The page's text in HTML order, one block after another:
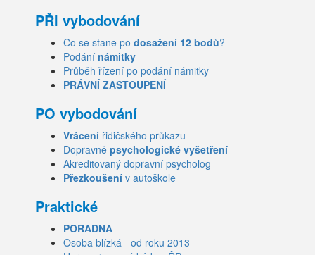
PŘI vybodování
Co se stane po dosažení 12 bodů?
Podání námitky
Průběh řízení po podání námitky
PRÁVNÍ ZASTOUPENÍ
PO vybodování
Vrácení řidičského průkazu
Dopravně psychologické vyšetření
Akreditovaný dopravní psycholog
Přezkoušení v autoškole
Praktické
PORADNA
Osoba blízká - od roku 2013